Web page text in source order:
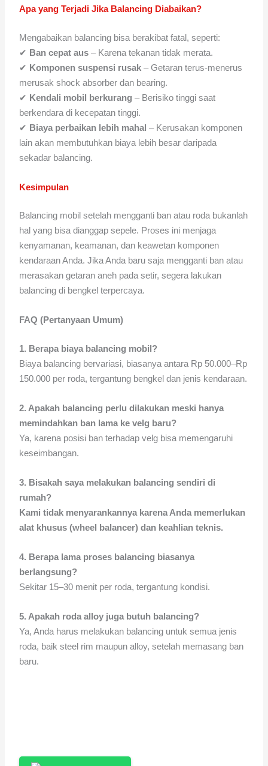
Apa yang Terjadi Jika Balancing Diabaikan?
Mengabaikan balancing bisa berakibat fatal, seperti:
✔ Ban cepat aus – Karena tekanan tidak merata.
✔ Komponen suspensi rusak – Getaran terus-menerus
merusak shock absorber dan bearing.
✔ Kendali mobil berkurang – Berisiko tinggi saat
berkendara di kecepatan tinggi.
✔ Biaya perbaikan lebih mahal – Kerusakan komponen
lain akan membutuhkan biaya lebih besar daripada
sekadar balancing.
Kesimpulan
Balancing mobil setelah mengganti ban atau roda bukanlah
hal yang bisa dianggap sepele. Proses ini menjaga
kenyamanan, keamanan, dan keawetan komponen
kendaraan Anda. Jika Anda baru saja mengganti ban atau
merasakan getaran aneh pada setir, segera lakukan
balancing di bengkel terpercaya.
FAQ (Pertanyaan Umum)
1. Berapa biaya balancing mobil?
Biaya balancing bervariasi, biasanya antara Rp 50.000–Rp
150.000 per roda, tergantung bengkel dan jenis kendaraan.
2. Apakah balancing perlu dilakukan meski hanya
memindahkan ban lama ke velg baru?
Ya, karena posisi ban terhadap velg bisa memengaruhi
keseimbangan.
3. Bisakah saya melakukan balancing sendiri di
rumah?
Kami tidak menyarankannya karena Anda memerlukan
alat khusus (wheel balancer) dan keahlian teknis.
4. Berapa lama proses balancing biasanya
berlangsung?
Sekitar 15–30 menit per roda, tergantung kondisi.
5. Apakah roda alloy juga butuh balancing?
Ya, Anda harus melakukan balancing untuk semua jenis
roda, baik steel rim maupun alloy, setelah memasang ban
baru.